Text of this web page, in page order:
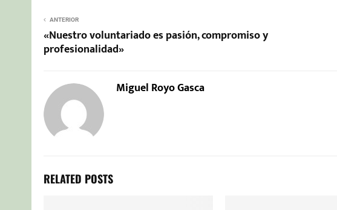
ANTERIOR
«Nuestro voluntariado es pasión, compromiso y
profesionalidad»
Miguel Royo Gasca
RELATED POSTS